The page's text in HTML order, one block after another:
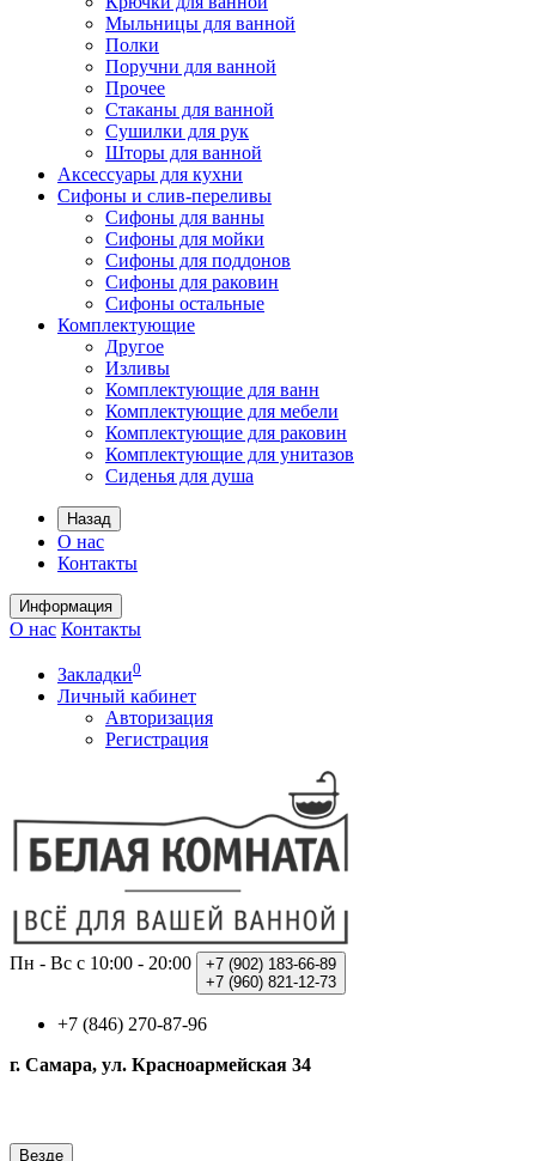
Мыльницы для ванной
Полки
Поручни для ванной
Прочее
Стаканы для ванной
Сушилки для рук
Шторы для ванной
Аксессуары для кухни
Сифоны и слив-переливы
Сифоны для ванны
Сифоны для мойки
Сифоны для поддонов
Сифоны для раковин
Сифоны остальные
Комплектующие
Другое
Изливы
Комплектующие для ванн
Комплектующие для мебели
Комплектующие для раковин
Комплектующие для унитазов
Сиденья для душа
Назад
О нас
Контакты
Информация
О нас Контакты
Закладки0
Личный кабинет
Авторизация
Регистрация
Пн - Вс с 10:00 - 20:00 +7 (902) 183-66-89
+7 (960) 821-12-73
+7 (846) 270-87-96
г. Самара, ул. Красноармейская 34
Везде